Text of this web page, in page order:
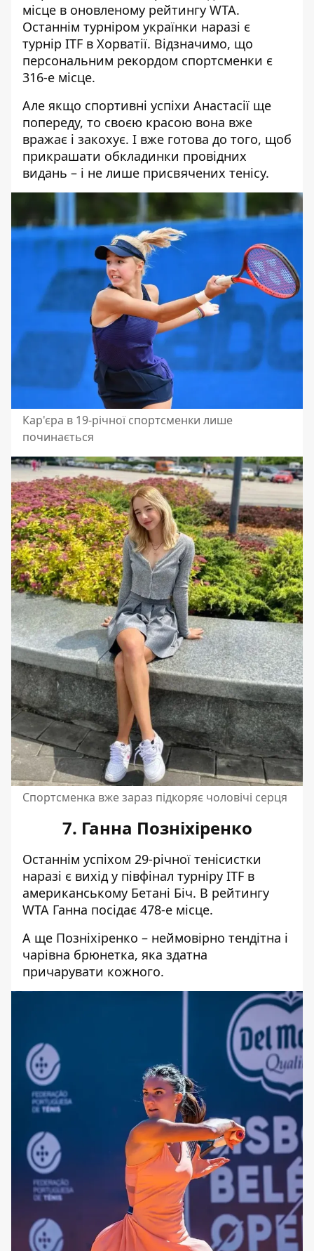
місце в оновленому рейтингу WTA.
Останнім турніром українки наразі є
турнір ITF в Хорватії. Відзначимо, що
персональним рекордом спортсменки є
316-е місце.
Але якщо спортивні успіхи Анастасії ще
попереду, то своєю красою вона вже
вражає і закохує. І вже готова до того, щоб
прикрашати обкладинки провідних
видань – і не лише присвячених тенісу.
Кар'єра в 19-річної спортсменки лише
починається
Спортсменка вже зараз підкоряє чоловічі серця
7. Ганна Позніхіренко
Останнім успіхом 29-річної тенісистки
наразі є вихід у півфінал турніру ITF в
американському Бетані Біч. В рейтингу
WTA Ганна посідає 478-е місце.
А ще Позніхіренко – неймовірно тендітна і
чарівна брюнетка, яка здатна
причарувати кожного.